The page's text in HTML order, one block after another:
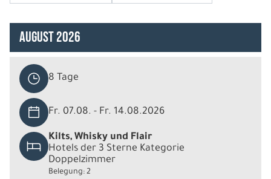
August 2026
8 Tage
Fr. 07.08. - Fr. 14.08.2026
Kilts, Whisky und Flair
Hotels der 3 Sterne Kategorie
Doppelzimmer
Belegung: 2